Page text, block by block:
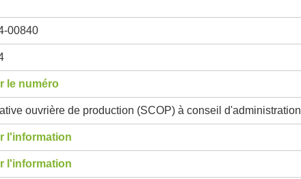
00840
le numéro
ouvrière de production (SCOP) à conseil d'administration
l'information
l'information